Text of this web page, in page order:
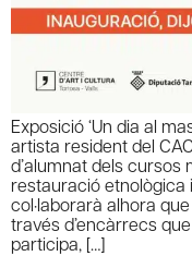
Exposició ‘Un dia al
artista resident del
d’alumnat dels
restauració etnològica
col·laborarà alhora
través d’encàrrecs
participa, […]